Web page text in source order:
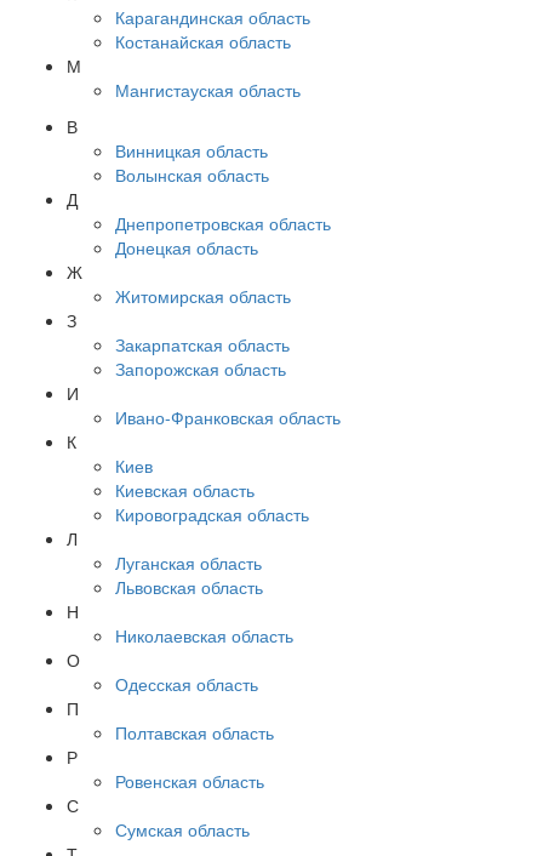
Карагандинская область
Костанайская область
М
Мангистауская область
В
Винницкая область
Волынская область
Д
Днепропетровская область
Донецкая область
Ж
Житомирская область
З
Закарпатская область
Запорожская область
И
Ивано-Франковская область
К
Киев
Киевская область
Кировоградская область
Л
Луганская область
Львовская область
Н
Николаевская область
О
Одесская область
П
Полтавская область
Р
Ровенская область
С
Сумская область